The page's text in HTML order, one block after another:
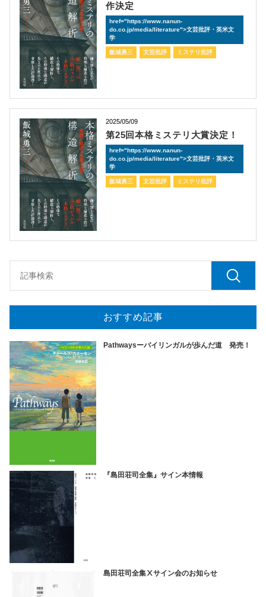
作決定
href="https://www.nanun-
do.co.jp/media/literature">文芸批評・英米文
学
飯城勇三 文芸批評 ミステリ批評
2025/05/09
第25回本格ミステリ大賞決定！
href="https://www.nanun-
do.co.jp/media/literature">文芸批評・英米文
学
飯城勇三 文芸批評 ミステリ批評
おすすめ記事
Pathwaysーバイリンガルが歩んだ道 発売！
『島田荘司全集』サイン本情報
島田荘司全集Ⅹサイン会のお知らせ